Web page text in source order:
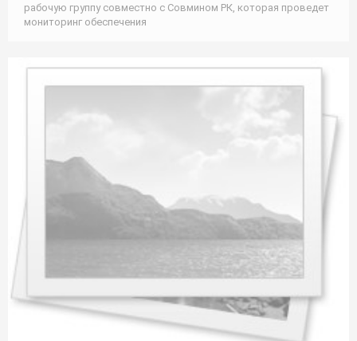
рабочую группу совместно с Совмином РК, которая проведет
мониторинг обеспечения